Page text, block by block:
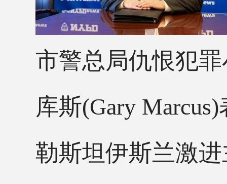
市警总局仇恨犯
库斯(Gary
勒斯坦伊斯兰激